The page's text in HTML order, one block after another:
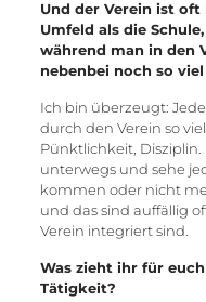
Und der Verein ist oft
Umfeld als die
während man in den
nebenbei noch so
Ich bin überzeugt:
durch den Verein so
Pünktlichkeit, Disziplin.
unterwegs und sehe
kommen oder nicht
und das sind auffällig
Verein integriert sind.
Was zieht ihr für
Tätigkeit?